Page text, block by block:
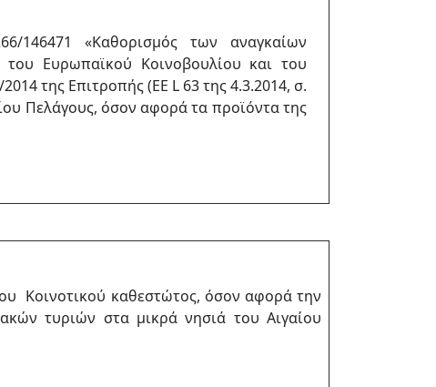
146471 «Καθορισμός των αναγκαίων
Ευρωπαϊκού Κοινοβουλίου και του
της Επιτροπής (ΕΕ L 63 της 4.3.2014, σ.
Πελάγους, όσον αφορά τα προϊόντα της
Κοινοτικού καθεστώτος, όσον αφορά την
τυριών στα μικρά νησιά του Αιγαίου